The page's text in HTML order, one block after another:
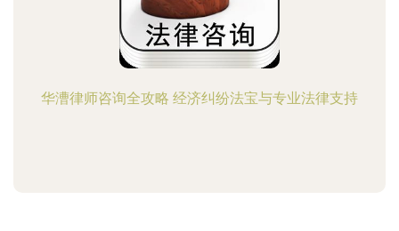
华漕律师咨询全攻略 经济纠纷法宝与专业法律支持